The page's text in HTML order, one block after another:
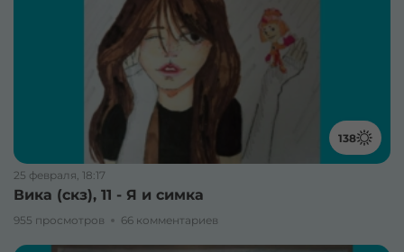
138
25 февраля, 18:17
Вика (скз), 11 - Я и симка
955 просмотров 66 комментариев